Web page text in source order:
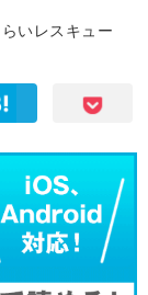
いレスキュー